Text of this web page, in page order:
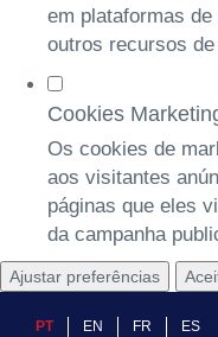
em plataformas
outros recursos
Cookies
Os cookies de
aos visitantes
páginas que eles
da campanha
Ajustar preferências
PT EN FR ES